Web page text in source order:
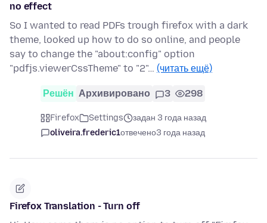
no effect
So I wanted to read PDFs trough firefox with a dark
theme, looked up how to do so online, and people
say to change the "about:config" option
"pdfjs.viewerCssTheme" to "2"… (читать ещё)
Решён Архивировано 3 298
Firefox Settings
задан 3 года назад
oliveira.frederic1отвечено3 года назад
Firefox Translation - Turn off